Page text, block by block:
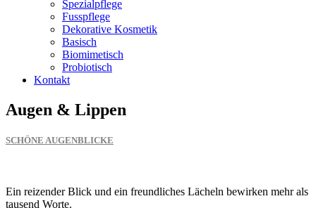
Spezialpflege
Fusspflege
Dekorative Kosmetik
Basisch
Biomimetisch
Probiotisch
Kontakt
Augen & Lippen
SCHÖNE AUGENBLICKE
Ein reizender Blick und ein freundliches Lächeln bewirken mehr als
tausend Worte.